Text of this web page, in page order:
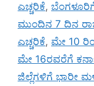
ಎಚ್ಚರಿಕೆ,
ಮುಂದಿನ 7 ದಿನ
ಎಚ್ಚರಿಕೆ, ಮೇ 10
ಮೇ 16ರವರೆಗೆ
ಜಿಲ್ಲೆಗಳಿಗೆ ಭಾರೀ